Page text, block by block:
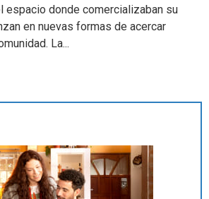
espacio donde comercializaban su
en nuevas formas de acercar
La...